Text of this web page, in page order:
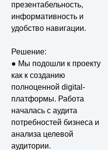
презентабельность,
информативность и
удобство навигации.
Решение:
● Мы подошли к проекту
как к созданию
полноценной digital-
платформы. Работа
началась с аудита
потребностей бизнеса и
анализа целевой
аудитории.